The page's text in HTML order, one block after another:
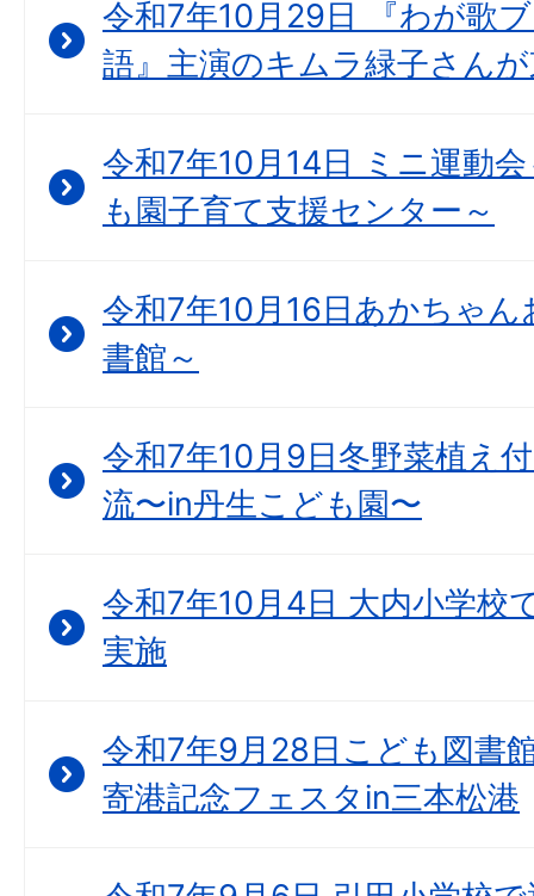
令和7年10月29日 『わが歌
語』主演のキムラ緑子さん
令和7年10月14日 ミニ運動
も園子育て支援センター～
令和7年10月16日あかちゃ
書館～
令和7年10月9日冬野菜植え
流〜in丹生こども園〜
令和7年10月4日 大内小学校
実施
令和7年9月28日こども図書
寄港記念フェスタin三本松港